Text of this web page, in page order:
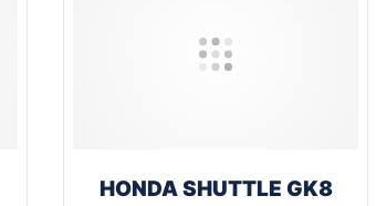
HONDA SHUTTLE GK8